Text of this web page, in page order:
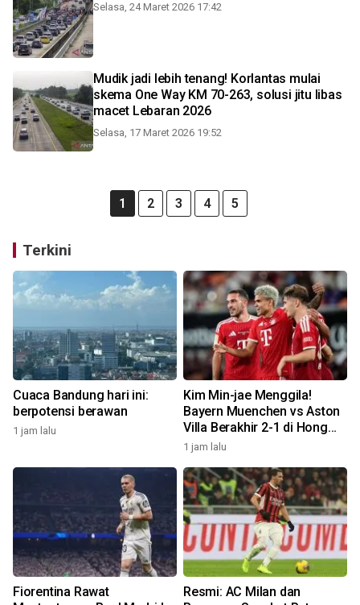
Selasa, 24 Maret 2026 17:42
Mudik jadi lebih tenang! Korlantas mulai
skema One Way KM 70-263, solusi jitu libas
macet Lebaran 2026
Selasa, 17 Maret 2026 19:52
1 2 3 4 5
Terkini
Cuaca Bandung hari ini:
berpotensi berawan
1 jam lalu
Kim Min-jae Menggila!
Bayern Muenchen vs Aston
Villa Berakhir 2-1 di Hong
Kong
1 jam lalu
Fiorentina Rawat
Resmi: AC Milan dan